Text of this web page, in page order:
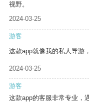
视野。
2024-03-25
游客
这款app就像我的私人导游
2024-03-25
游客
这款app的客服非常专业，